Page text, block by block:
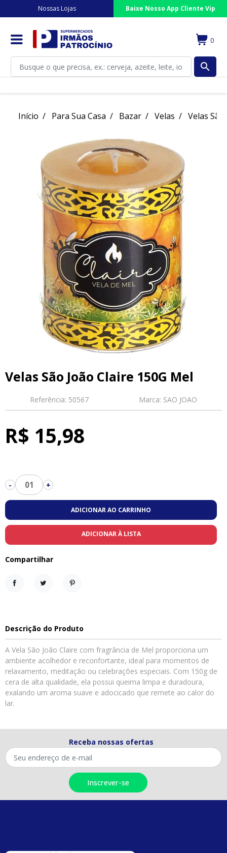
Nossas Lojas Baixe Nosso App Cliente Vip
0
search
Início Para Sua Casa Bazar Velas Velas
Velas São João Claire 150G Mel
Referência: 50567 Marca: SAO JOAO
R$ 15,98
- 01 +
ADICIONAR AO CARRINHO
ADICIONAR À LISTA
Compartilhar
Descrição do Produto
A Vela São João Claire com fragrância de Mel proporciona um
ambiente acolhedor e reconfortante, ideal para momentos de
relaxamento, meditação ou celebrações especiais. Com 150g de
cera de alta qualidade, ela possui queima limpa e duradoura,
exalando um aroma suave e adocicado que remete ao calor do
lar.
Receba nossas ofertas